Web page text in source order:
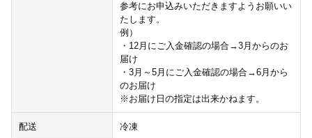
参考にお申込みいただきますようお願いい
たします。
例）
・12月にご入金確認の場合→3月からのお
届け
・3月～5月にご入金確認の場合→6月から
のお届け
※お届け日の指定は出来かねます。
配送 冷凍